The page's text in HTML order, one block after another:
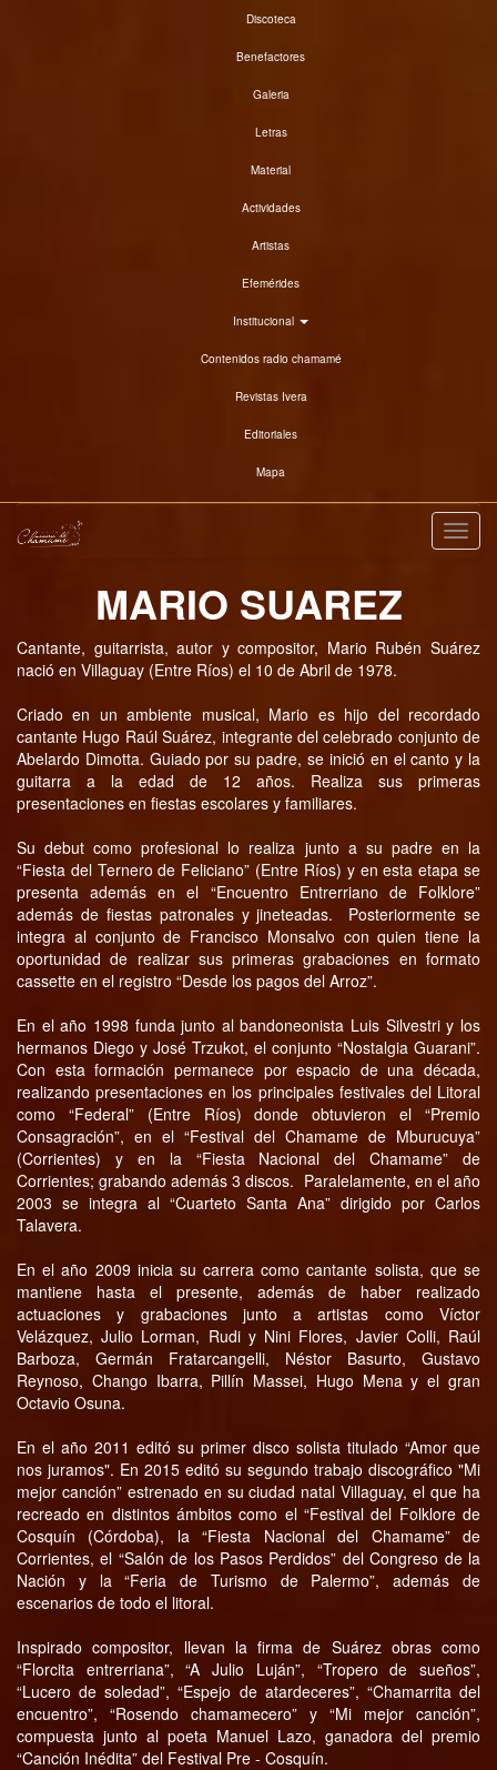
Discoteca
Benefactores
Galeria
Letras
Material
Actividades
Artistas
Efemérides
Institucional
Contenidos radio chamamé
Revistas Ivera
Editoriales
Mapa
MARIO SUAREZ
Cantante, guitarrista, autor y compositor, Mario Rubén Suárez
nació en Villaguay (Entre Ríos) el 10 de Abril de 1978.
Criado en un ambiente musical, Mario es hijo del recordado
cantante Hugo Raúl Suárez, integrante del celebrado conjunto de
Abelardo Dimotta. Guiado por su padre, se inició en el canto y la
guitarra a la edad de 12 años. Realiza sus primeras
presentaciones en fiestas escolares y familiares.
Su debut como profesional lo realiza junto a su padre en la
“Fiesta del Ternero de Feliciano” (Entre Ríos) y en esta etapa se
presenta además en el “Encuentro Entrerriano de Folklore”
además de fiestas patronales y jineteadas. Posteriormente se
integra al conjunto de Francisco Monsalvo con quien tiene la
oportunidad de realizar sus primeras grabaciones en formato
cassette en el registro “Desde los pagos del Arroz”.
En el año 1998 funda junto al bandoneonista Luis Silvestri y los
hermanos Diego y José Trzukot, el conjunto “Nostalgia Guarani”.
Con esta formación permanece por espacio de una década,
realizando presentaciones en los principales festivales del Litoral
como “Federal” (Entre Ríos) donde obtuvieron el “Premio
Consagración”, en el “Festival del Chamame de Mburucuya”
(Corrientes) y en la “Fiesta Nacional del Chamame” de
Corrientes; grabando además 3 discos. Paralelamente, en el año
2003 se integra al “Cuarteto Santa Ana” dirigido por Carlos
Talavera.
En el año 2009 inicia su carrera como cantante solista, que se
mantiene hasta el presente, además de haber realizado
actuaciones y grabaciones junto a artistas como Víctor
Velázquez, Julio Lorman, Rudi y Nini Flores, Javier Colli, Raúl
Barboza, Germán Fratarcangelli, Néstor Basurto, Gustavo
Reynoso, Chango Ibarra, Pillín Massei, Hugo Mena y el gran
Octavio Osuna.
En el año 2011 editó su primer disco solista titulado “Amor que
nos juramos". En 2015 editó su segundo trabajo discográfico "Mi
mejor canción” estrenado en su ciudad natal Villaguay, el que ha
recreado en distintos ámbitos como el “Festival del Folklore de
Cosquín (Córdoba), la “Fiesta Nacional del Chamame” de
Corrientes, el “Salón de los Pasos Perdidos” del Congreso de la
Nación y la “Feria de Turismo de Palermo”, además de
escenarios de todo el litoral.
Inspirado compositor, llevan la firma de Suárez obras como
“Florcita entrerriana”, “A Julio Luján”, “Tropero de sueños”,
“Lucero de soledad”, “Espejo de atardeceres”, “Chamarrita del
encuentro”, “Rosendo chamamecero” y “Mi mejor canción”,
compuesta junto al poeta Manuel Lazo, ganadora del premio
“Canción Inédita” del Festival Pre - Cosquín.